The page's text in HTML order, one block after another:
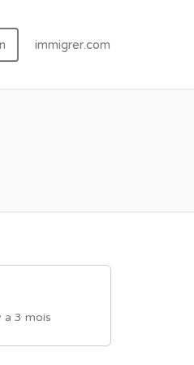
immigrer.com
a 3 mois